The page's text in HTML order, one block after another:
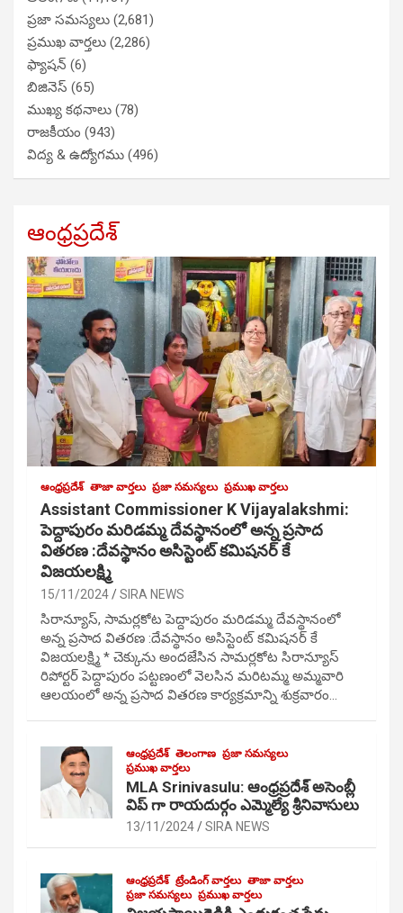
ప్రజా సమస్యలు (2,681)
ప్రముఖ వార్తలు (2,286)
ఫ్యాషన్ (6)
బిజినెస్ (65)
ముఖ్య కథనాలు (78)
రాజకీయం (943)
విద్య & ఉద్యోగము (496)
ఆంధ్రప్రదేశ్
ఆంధ్రప్రదేశ్ తాజా వార్తలు ప్రజా సమస్యలు ప్రముఖ వార్తలు
Assistant Commissioner K Vijayalakshmi:
పెద్దాపురం మరిడమ్మ దేవస్థానంలో అన్న ప్రసాద
వితరణ :దేవస్థానం అసిస్టెంట్ కమిషనర్ కే
విజయలక్ష్మి
15/11/2024 SIRA NEWS
సిరాన్యూస్, సామర్లకోట పెద్దాపురం మరిడమ్మ దేవస్థానంలో
అన్న ప్రసాద వితరణ :దేవస్థానం అసిస్టెంట్ కమిషనర్ కే
విజయలక్ష్మి * చెక్కును అందజేసిన సామర్లకోట సిరాన్యూస్
రిపోర్టర్ పెద్దాపురం పట్టణంలో వెలసిన మరిటమ్మ అమ్మవారి
ఆలయంలో అన్న ప్రసాద వితరణ కార్యక్రమాన్ని శుక్రవారం…
ఆంధ్రప్రదేశ్ తెలంగాణ ప్రజా సమస్యలు
ప్రముఖ వార్తలు
MLA Srinivasulu: ఆంధ్రప్రదేశ్ అసెంబ్లీ
విప్ గా రాయదుర్గం ఎమ్మెల్యే శ్రీనివాసులు
13/11/2024 SIRA NEWS
ఆంధ్రప్రదేశ్ ట్రేండింగ్ వార్తలు తాజా వార్తలు
ప్రజా సమస్యలు ప్రముఖ వార్తలు